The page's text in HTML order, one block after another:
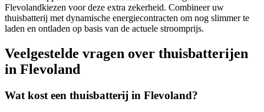
Flevolandkiezen voor deze extra zekerheid. Combineer uw
thuisbatterij met dynamische energiecontracten om nog slimmer te
laden en ontladen op basis van de actuele stroomprijs.
Veelgestelde vragen over thuisbatterijen
in Flevoland
Wat kost een thuisbatterij in Flevoland?